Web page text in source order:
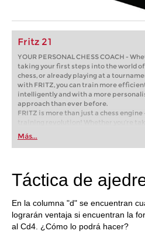
Fritz 21
YOUR PERSONAL CHESS COACH -
taking your first steps into the world
chess, or already playing at a
with FRITZ, you can train more
intelligently and with a more
approach than ever before.
FRITZ is more than just a chess engine
training revolution! Whether you’re
first steps into the world of club chess,
playing at a tournament level: with
train more efficiently, intelligently and
Más...
Táctica de
En la columna "d" se encuentran
lograrán ventaja si encuentran la
al Cd4. ¿Cómo lo podrá hacer?